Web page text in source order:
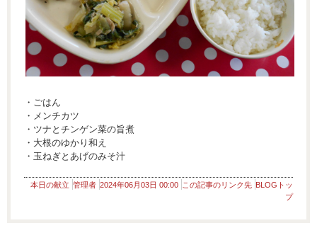
・ごはん
・メンチカツ
・ツナとチンゲン菜の旨煮
・大根のゆかり和え
・玉ねぎとあげのみそ汁
本日の献立 管理者 2024年06月03日 00:00 この記事のリンク先 BLOGトッ
プ